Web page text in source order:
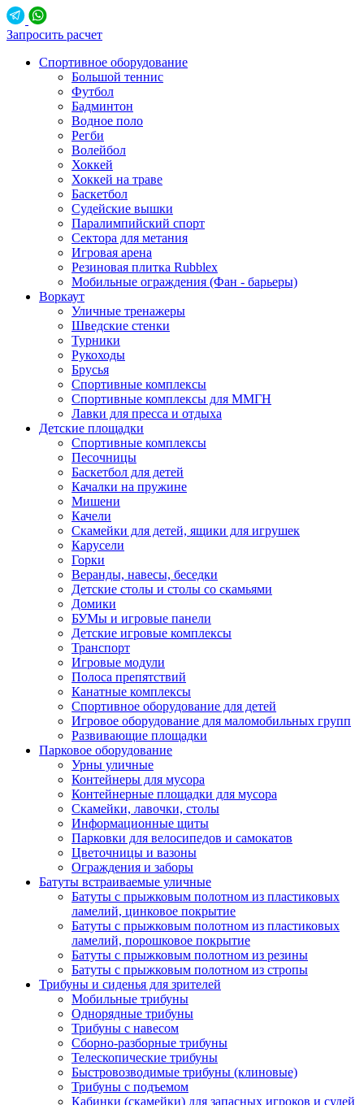
Запросить расчет
Спортивное оборудование
Большой теннис
Футбол
Бадминтон
Водное поло
Регби
Волейбол
Хоккей
Хоккей на траве
Баскетбол
Судейские вышки
Паралимпийский спорт
Сектора для метания
Игровая арена
Резиновая плитка Rubblex
Мобильные ограждения (Фан - барьеры)
Воркаут
Уличные тренажеры
Шведские стенки
Турники
Рукоходы
Брусья
Спортивные комплексы
Спортивные комплексы для ММГН
Лавки для пресса и отдыха
Детские площадки
Спортивные комплексы
Песочницы
Баскетбол для детей
Качалки на пружине
Мишени
Качели
Скамейки для детей, ящики для игрушек
Карусели
Горки
Веранды, навесы, беседки
Детские столы и столы со скамьями
Домики
БУМы и игровые панели
Детские игровые комплексы
Транспорт
Игровые модули
Полоса препятствий
Канатные комплексы
Спортивное оборудование для детей
Игровое оборудование для маломобильных групп
Развивающие площадки
Парковое оборудование
Урны уличные
Контейнеры для мусора
Контейнерные площадки для мусора
Скамейки, лавочки, столы
Информационные щиты
Парковки для велосипедов и самокатов
Цветочницы и вазоны
Ограждения и заборы
Батуты встраиваемые уличные
Батуты с прыжковым полотном из пластиковых
ламелий, цинковое покрытие
Батуты с прыжковым полотном из пластиковых
ламелий, порошковое покрытие
Батуты с прыжковым полотном из резины
Батуты с прыжковым полотном из стропы
Трибуны и сиденья для зрителей
Мобильные трибуны
Однорядные трибуны
Трибуны с навесом
Сборно-разборные трибуны
Телескопические трибуны
Быстровозводимые трибуны (клиновые)
Трибуны с подъемом
Кабинки (скамейки) для запасных игроков и судей